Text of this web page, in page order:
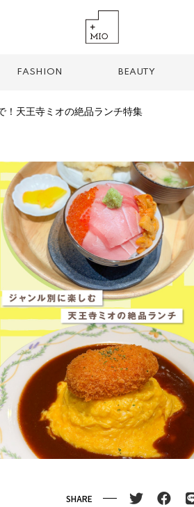
FASHION BEAUTY
TREND TAG
土産 お持ち帰り グルメ パン
！天王寺ミオの絶品ランチ特集
SHARE